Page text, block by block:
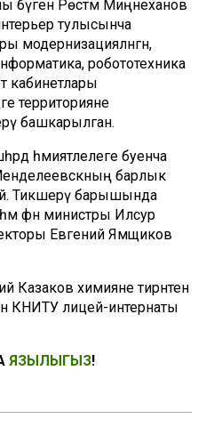
бүген Рөстәм Миңнеханов
тулысынча
модернизацияләнгән,
робототехника
кабинетлары
территорияне
башкарылган.
әһәмиятлелеге буенча
барлык
Тикшерү барышында
фән министры Илсур
Евгений Ямщиков
химияне тирәнтен
КНИТУ лицей-интернаты
ЯЗЫЛЫГЫЗ!